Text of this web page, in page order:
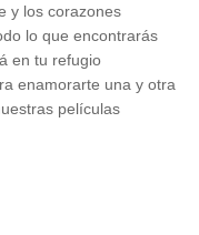
y los corazones
lo que encontrarás
en tu refugio
enamorarte una y otra
películas